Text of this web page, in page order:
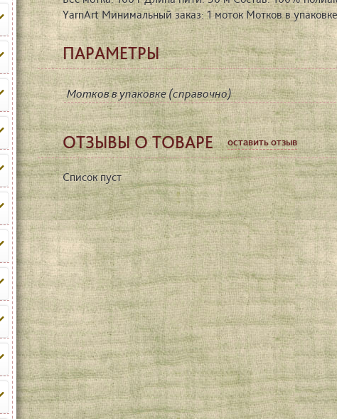
YarnArt Минимальный заказ: 1 моток Мотков в
ПАРАМЕТРЫ
Мотков в упаковке (справочно)
ОТЗЫВЫ О ТОВАРЕ оставить отзыв
Список пуст